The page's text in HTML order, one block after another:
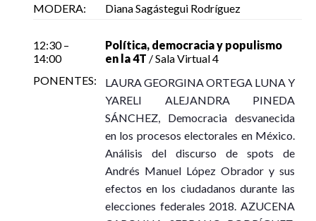
adolescentes en México
Autor: Óscar Bernardo Rivera García
Presentadores: José Asención Moreno Mena y Óscar
Bernardo Rivera García
Modera: Margarita Barajas Tinoco
Miércoles 11 de noviembre, 09:45 – 10:30
Sala de Presentaciones de Libros
MODERA: Diana Sagástegui Rodríguez
12:30 –
14:00
Política, democracia y populismo
en la 4T / Sala Virtual 4
PONENTES:
LAURA GEORGINA ORTEGA LUNA Y
YARELI ALEJANDRA PINEDA
SÁNCHEZ, Democracia desvanecida
en los procesos electorales en México.
Análisis del discurso de spots de
Andrés Manuel López Obrador y sus
efectos en los ciudadanos durante las
elecciones federales 2018. AZUCENA